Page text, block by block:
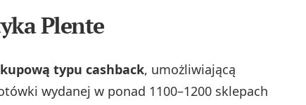
Plente
typu cashback, umożliwiającą
wydanej w ponad 1100–1200 sklepach